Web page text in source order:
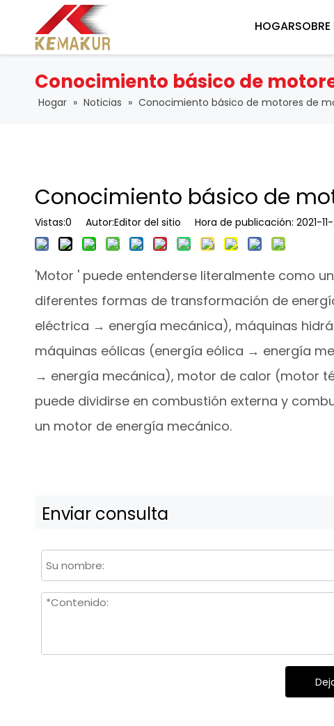
HOGAR
Conocimiento básico de
Hogar » Noticias » Conocimiento básico de motores de
Conocimiento básico de
Vistas:0 Autor:Editor del sitio Hora de publicación: 2021-
'Motor ' puede entenderse literalmente como
diferentes formas de transformación de
eléctrica → energía mecánica), máquinas
máquinas eólicas (energía eólica → energía
→ energía mecánica), motor de calor (motor
puede dividirse en combustión externa y
un motor de energía mecánico.
Enviar consulta